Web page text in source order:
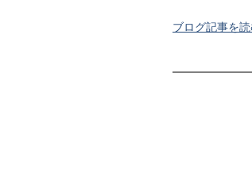
ブログ記事を